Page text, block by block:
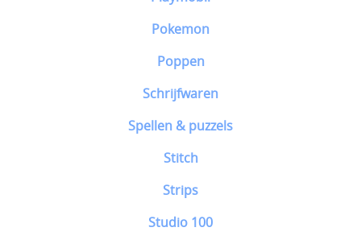
Pokemon
Poppen
Schrijfwaren
Spellen & puzzels
Stitch
Strips
Studio 100